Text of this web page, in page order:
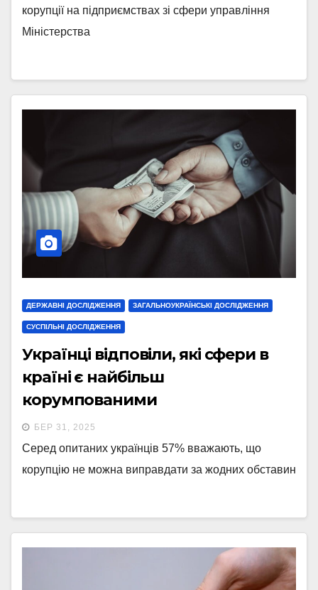
корупції на підприємствах зі сфери управління
Міністерства
ДЕРЖАВНІ ДОСЛІДЖЕННЯ ЗАГАЛЬНОУКРАЇНСЬКІ ДОСЛІДЖЕННЯ
СУСПІЛЬНІ ДОСЛІДЖЕННЯ
Українці відповіли, які сфери в
країні є найбільш
корумпованими
БЕР 31, 2025
Серед опитаних українців 57% вважають, що
корупцію не можна виправдати за жодних обставин